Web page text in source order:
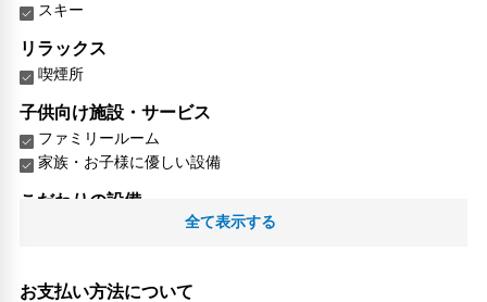
スキー
リラックス
喫煙所
子供向け施設・サービス
ファミリールーム
家族・お子様に優しい設備
こだわりの設備
荷物預かりサービス
全て表示する
お支払い方法について